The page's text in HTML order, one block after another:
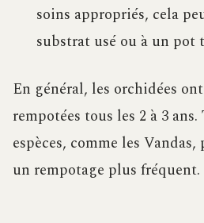
soins appropriés, cela
substrat usé ou à un pot
En général, les orchidées
rempotées tous les 2 à 3
espèces, comme les
un rempotage plus fréquent.